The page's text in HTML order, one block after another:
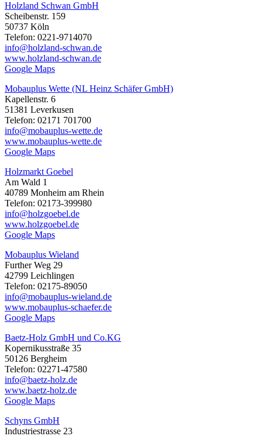
Holzland Schwan GmbH
Scheibenstr. 159
50737 Köln
Telefon: 0221-9714070
info@holzland-schwan.de
www.holzland-schwan.de
Google Maps
Mobauplus Wette (NL Heinz Schäfer GmbH)
Kapellenstr. 6
51381 Leverkusen
Telefon: 02171 701700
info@mobauplus-wette.de
www.mobauplus-wette.de
Google Maps
Holzmarkt Goebel
Am Wald 1
40789 Monheim am Rhein
Telefon: 02173-399980
info@holzgoebel.de
www.holzgoebel.de
Google Maps
Mobauplus Wieland
Further Weg 29
42799 Leichlingen
Telefon: 02175-89050
info@mobauplus-wieland.de
www.mobauplus-schaefer.de
Google Maps
Baetz-Holz GmbH und Co.KG
Kopernikusstraße 35
50126 Bergheim
Telefon: 02271-47580
info@baetz-holz.de
www.baetz-holz.de
Google Maps
Schyns GmbH
Industriestrasse 23